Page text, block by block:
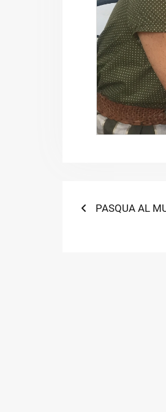
Previous
PASQUA AL